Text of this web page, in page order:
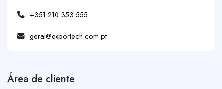
+351 210 353 555
geral@exportech.com.pt
Área de cliente